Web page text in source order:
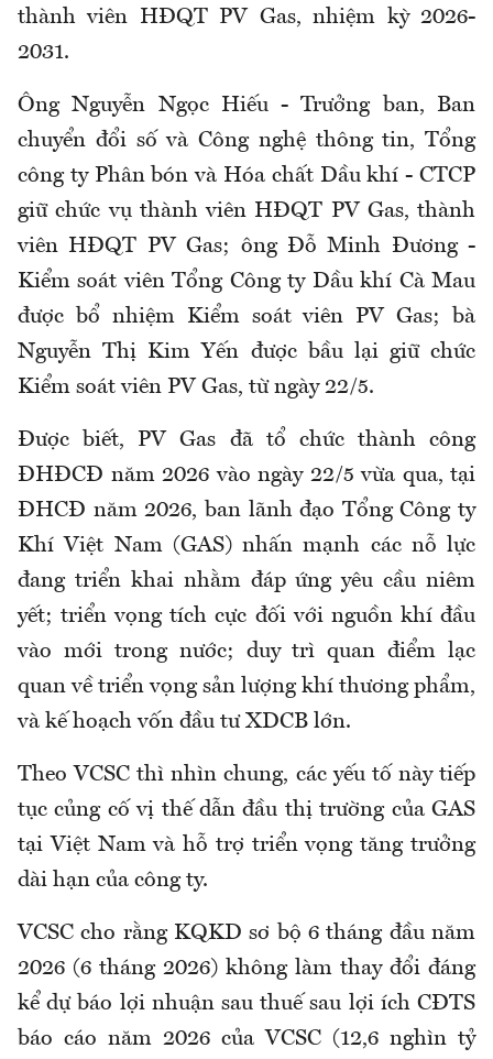
thành viên HĐQT PV Gas, nhiệm kỳ 2026-
2031.
Ông Nguyễn Ngọc Hiếu - Trưởng ban, Ban
chuyển đổi số và Công nghệ thông tin, Tổng
công ty Phân bón và Hóa chất Dầu khí - CTCP
giữ chức vụ thành viên HĐQT PV Gas, thành
viên HĐQT PV Gas; ông Đỗ Minh Đương -
Kiểm soát viên Tổng Công ty Dầu khí Cà Mau
được bổ nhiệm Kiểm soát viên PV Gas; bà
Nguyễn Thị Kim Yến được bầu lại giữ chức
Kiểm soát viên PV Gas, từ ngày 22/5.
Được biết, PV Gas đã tổ chức thành công
ĐHĐCĐ năm 2026 vào ngày 22/5 vừa qua, tại
ĐHCĐ năm 2026, ban lãnh đạo Tổng Công ty
Khí Việt Nam (GAS) nhấn mạnh các nỗ lực
đang triển khai nhằm đáp ứng yêu cầu niêm
yết; triển vọng tích cực đối với nguồn khí đầu
vào mới trong nước; duy trì quan điểm lạc
quan về triển vọng sản lượng khí thương phẩm,
và kế hoạch vốn đầu tư XDCB lớn.
Theo VCSC thì nhìn chung, các yếu tố này tiếp
tục củng cố vị thế dẫn đầu thị trường của GAS
tại Việt Nam và hỗ trợ triển vọng tăng trưởng
dài hạn của công ty.
VCSC cho rằng KQKD sơ bộ 6 tháng đầu năm
2026 (6 tháng 2026) không làm thay đổi đáng
kể dự báo lợi nhuận sau thuế sau lợi ích CĐTS
báo cáo năm 2026 của VCSC (12,6 nghìn tỷ